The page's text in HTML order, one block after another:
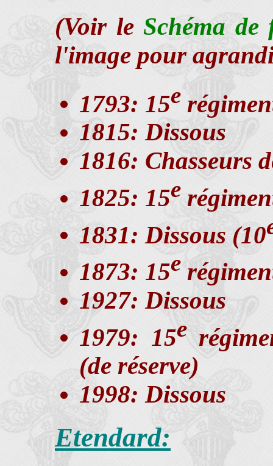
(Voir le Schéma
l'image pour
1793: 15e
1815: Dissous
1816: Chasseurs
1825: 15e
1831: Dissous (10
1873: 15e
1927: Dissous
1979: 15e
(de réserve)
1998: Dissous
Etendard: